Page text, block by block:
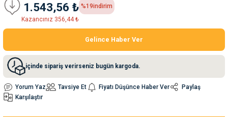
Su Kabları
1.543,56 ₺
Kazancınız 356,44 ₺
%19indirim
Gelince Haber Ver
içinde sipariş verirseniz bugün kargoda.
Yorum Yaz Tavsiye Et Fiyatı Düşünce Haber Ver
Paylaş
Karşılaştır